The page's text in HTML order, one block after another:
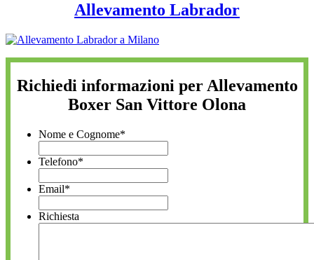
Allevamento Labrador
Richiedi informazioni per Allevamento
Boxer San Vittore Olona
Nome e Cognome*
Telefono*
Email*
Richiesta